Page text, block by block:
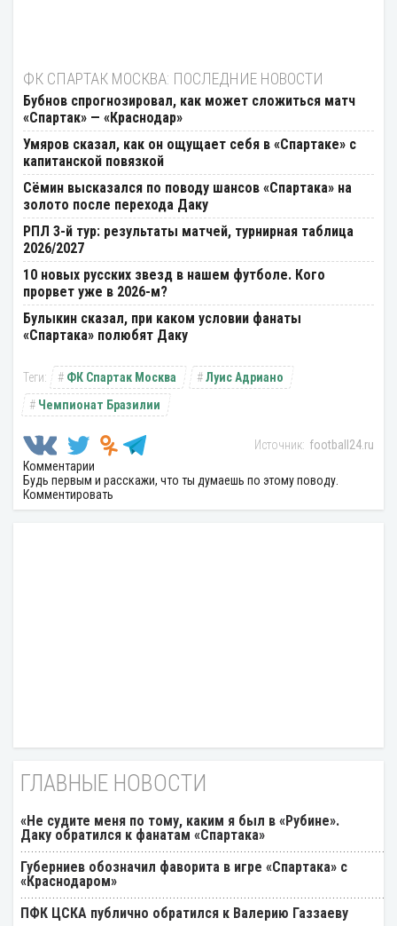
ФК СПАРТАК МОСКВА: ПОСЛЕДНИЕ НОВОСТИ
Бубнов спрогнозировал, как может сложиться матч
«Спартак» — «Краснодар»
Умяров сказал, как он ощущает себя в «Спартаке» с
капитанской повязкой
Cёмин высказался по поводу шансов «Спартака» на
золото после перехода Даку
РПЛ 3-й тур: результаты матчей, турнирная таблица
2026/2027
10 новых русских звезд в нашем футболе. Кого
прорвет уже в 2026-м?
Булыкин сказал, при каком условии фанаты
«Спартака» полюбят Даку
ФК Спартак Москва
Луис Адриано
Чемпионат Бразилии
football24.ru
Комментарии
Будь первым и расскажи, что ты думаешь по этому поводу.
Комментировать
ГЛАВНЫЕ НОВОСТИ
«Не судите меня по тому, каким я был в «Рубине».
Даку обратился к фанатам «Спартака»
Губерниев обозначил фаворита в игре «Спартака» с
«Краснодаром»
ПФК ЦСКА публично обратился к Валерию Газзаеву